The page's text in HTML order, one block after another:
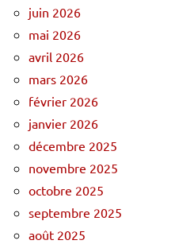
juin 2026
mai 2026
avril 2026
mars 2026
février 2026
janvier 2026
décembre 2025
novembre 2025
octobre 2025
septembre 2025
août 2025